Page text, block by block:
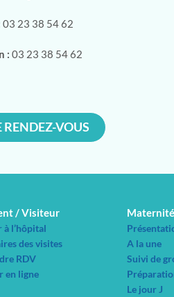
03 23 38 54 62
: 03 23 38 54 62
RENDEZ-VOUS
/ Visiteur
à l’hôpital
des visites
RDV
en ligne
Maternité
A la une
Suivi de
Le jour J